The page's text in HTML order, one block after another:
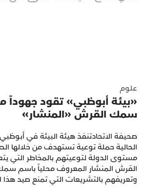
علوم
«بيئة أبوظبي» تقود جهوداً
سمك القرش «المنشار»
صحيفة الاتحادتنفذ هيئة البيئة في
الحالية حملة توعية تستهدف من خلالها
مستوى الدولة لتوعيتهم بالمخاطر التي
القرش المنشار المعروف محلياً باسم
وتعريفهم بالتشريعات التي تمنع صيد هذا